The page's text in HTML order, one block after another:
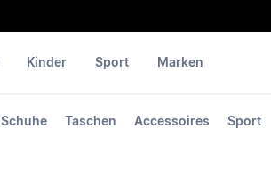
Schuhe Taschen Accessoires Sport
Kinder Sport Marken